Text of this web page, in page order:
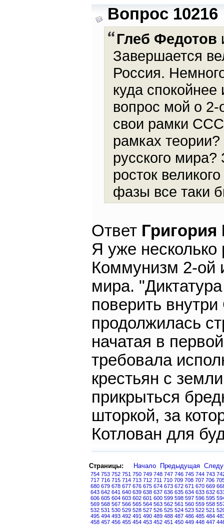
Вопрос 10216
Глеб Федотов
Завершается
Россия.
куда
вопрос мой о
свои рамки
рамках
русского мира?
росток
фазы все таки
Ответ
Я уже несколько
Коммунизм 2-ой
мира.
поверить
продолжилась
начатая в
требовала
крестьян с
прикрыться
шторкой, за
Котлован для
Страницы: Начало Предыдущая
754 753 752 751 750 749 748 747 746 745 744 743
717 716 715 714 713 712 711 710 709 708 707 706
680 679 678 677 676 675 674 673 672 671 670 669
643 642 641 640 639 638 637 636 635 634 633 632
606 605 604 603 602 601 600 599 598 597 596 595
569 568 567 566 565 564 563 562 561 560 559 558
532 531 530 529 528 527 526 525 524 523 522 521
495 494 493 492 491 490 489 488 487 486 485 484
458 457 456 455 454 453 452 451 450 449 448 447